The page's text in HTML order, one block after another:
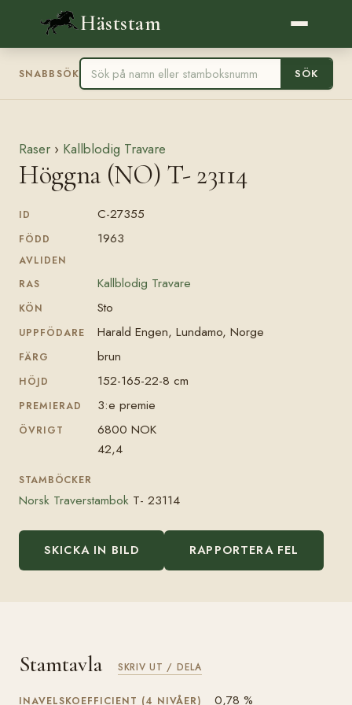
Häststam
SNABBSÖK SÖK
Raser › Kallblodig Travare
Höggna (NO) T- 23114
ID C-27355
FÖDD 1963
AVLIDEN
RAS
Kallblodig Travare
KÖN Sto
UPPFÖDARE Harald Engen, Lundamo, Norge
FÄRG brun
HÖJD 152-165-22-8 cm
PREMIERAD 3:e premie
ÖVRIGT
6800 NOK
42,4
STAMBÖCKER
Norsk Traverstambok T- 23114
SKICKA IN BILD RAPPORTERA FEL
Stamtavla SKRIV UT / DELA
INAVELSKOEFFICIENT (4 NIVÅER) 0,78 %